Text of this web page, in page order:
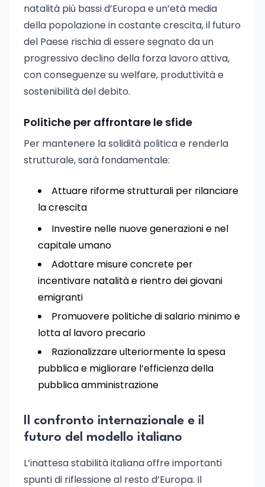
natalità più bassi d’Europa e un’età media
della popolazione in costante crescita, il futuro
del Paese rischia di essere segnato da un
progressivo declino della forza lavoro attiva,
con conseguenze su welfare, produttività e
sostenibilità del debito.
Politiche per affrontare le sfide
Per mantenere la solidità politica e renderla
strutturale, sarà fondamentale:
Attuare riforme strutturali per rilanciare
la crescita
Investire nelle nuove generazioni e nel
capitale umano
Adottare misure concrete per
incentivare natalità e rientro dei giovani
emigranti
Promuovere politiche di salario minimo e
lotta al lavoro precario
Razionalizzare ulteriormente la spesa
pubblica e migliorare l’efficienza della
pubblica amministrazione
Il confronto internazionale e il
futuro del modello italiano
L’inattesa stabilità italiana offre importanti
spunti di riflessione al resto d’Europa. Il